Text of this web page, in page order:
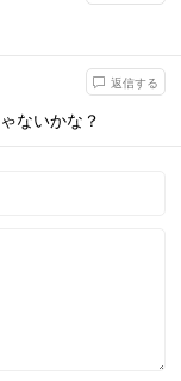
返信する
ないかな？